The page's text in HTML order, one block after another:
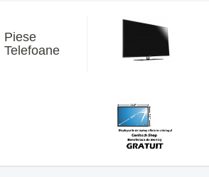
Piese
Telefoane